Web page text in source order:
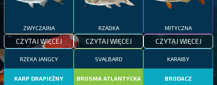
ZWYCZAJNA
CZYTAJ WIĘCEJ
RZADKA
CZYTAJ WIĘCEJ
MITYCZNA
CZYTAJ WIĘCEJ
RZEKA JANGCY
KARP DRAPIEŻNY
SVALBARD
BROSMA ATLANTYCKA
KARAIBY
BRODACZ